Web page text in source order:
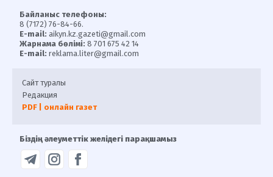
Байланыс телефоны:
8 (7172) 76-84-66.
E-mail: aikyn.kz.gazeti@gmail.com
Жарнама бөлімі: 8 701 675 42 14
E-mail: reklama.liter@gmail.com
Сайт туралы
Редакция
PDF | онлайн газет
Біздің әлеуметтік желідегі парақшамыз